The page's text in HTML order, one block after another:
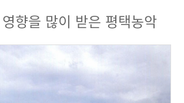
향을 많이 받은 평택농악